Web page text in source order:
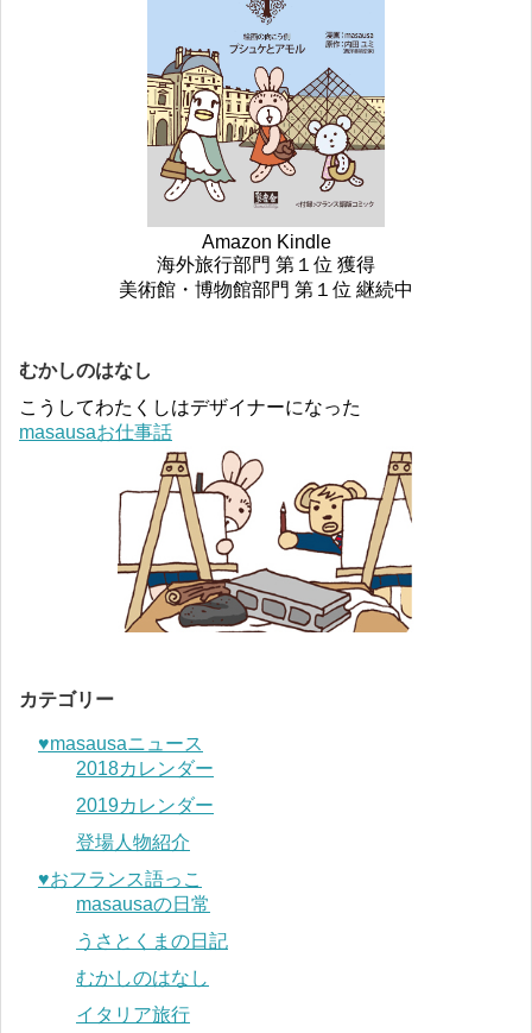
Amazon Kindle
海外旅行部門 第１位 獲得
美術館・博物館部門 第１位 継続中
むかしのはなし
こうしてわたくしはデザイナーになった
masausaお仕事話
カテゴリー
♥︎masausaニュース
2018カレンダー
2019カレンダー
登場人物紹介
♥︎おフランス語っこ
masausaの日常
うさとくまの日記
むかしのはなし
イタリア旅行